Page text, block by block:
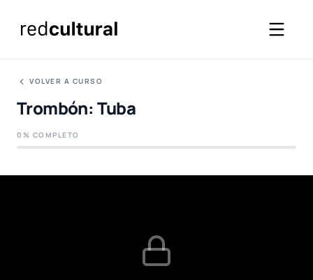
VOLVER A CURSO
Trombón: Tuba
0% COMPLETO